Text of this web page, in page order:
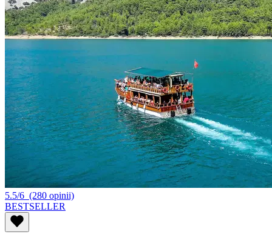
5.5/6 (280 opinii)
BESTSELLER